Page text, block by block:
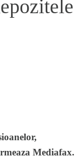
Mediafax.